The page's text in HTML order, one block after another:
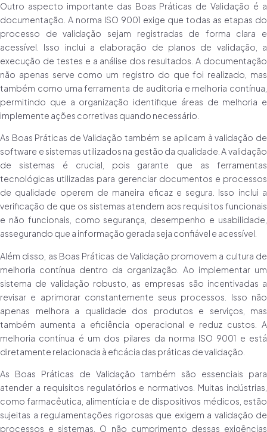
Outro aspecto importante das Boas Práticas de Validação é a
documentação. A norma ISO 9001 exige que todas as etapas do
processo de validação sejam registradas de forma clara e
acessível. Isso inclui a elaboração de planos de validação, a
execução de testes e a análise dos resultados. A documentação
não apenas serve como um registro do que foi realizado, mas
também como uma ferramenta de auditoria e melhoria contínua,
permitindo que a organização identifique áreas de melhoria e
implemente ações corretivas quando necessário.
As Boas Práticas de Validação também se aplicam à validação de
software e sistemas utilizados na gestão da qualidade. A validação
de sistemas é crucial, pois garante que as ferramentas
tecnológicas utilizadas para gerenciar documentos e processos
de qualidade operem de maneira eficaz e segura. Isso inclui a
verificação de que os sistemas atendem aos requisitos funcionais
e não funcionais, como segurança, desempenho e usabilidade,
assegurando que a informação gerada seja confiável e acessível.
Além disso, as Boas Práticas de Validação promovem a cultura de
melhoria contínua dentro da organização. Ao implementar um
sistema de validação robusto, as empresas são incentivadas a
revisar e aprimorar constantemente seus processos. Isso não
apenas melhora a qualidade dos produtos e serviços, mas
também aumenta a eficiência operacional e reduz custos. A
melhoria contínua é um dos pilares da norma ISO 9001 e está
diretamente relacionada à eficácia das práticas de validação.
As Boas Práticas de Validação também são essenciais para
atender a requisitos regulatórios e normativos. Muitas indústrias,
como farmacêutica, alimentícia e de dispositivos médicos, estão
sujeitas a regulamentações rigorosas que exigem a validação de
processos e sistemas. O não cumprimento dessas exigências